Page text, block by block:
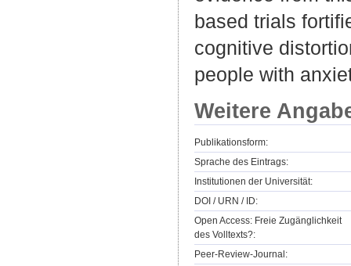
based trials
cognitive
people with
Weitere
Publikationsform:
Sprache des Eintrags:
Institutionen der Universität:
DOI / URN / ID:
Open Access: Freie Zugänglichkeit
des Volltexts?:
Peer-Review-Journal: